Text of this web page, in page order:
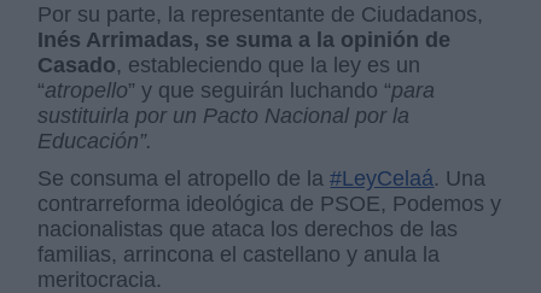
Por su parte, la representante de Ciudadanos,
Inés Arrimadas, se suma a la opinión de
Casado, estableciendo que la ley es un
“atropello” y que seguirán luchando “para
sustituirla por un Pacto Nacional por la
Educación”.
Se consuma el atropello de la#LeyCelaá. Una
contrarreforma ideológica de PSOE, Podemos y
nacionalistas que ataca los derechos de las
familias, arrincona el castellano y anula la
meritocracia.